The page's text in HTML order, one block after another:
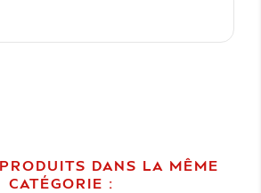
DANS LA MÊME
CATÉGORIE :